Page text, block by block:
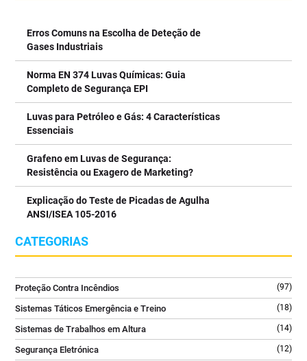
#deteçãogasesindústriapetrolífera #segurançaoffshore
#sistemadedetecçãodegases
7 0
extinção.
⠀⠀⠀⠀⠀⠀⠀⠀⠀⠀
✔️ Ideal para equipamentos elétricos e eletrónicos sob tensão
✔️ Elevada eficácia em incêndios da classe B
✔️ Equipamento robusto e preparado para ambientes
⠀⠀⠀⠀⠀⠀⠀⠀⠀⠀
Uma solução essencial para escritórios, salas técnicas, indústria
e espaços com equipamentos críticos.
⠀⠀⠀⠀⠀⠀⠀⠀⠀⠀
👉 Saiba mais no link da bio @tecniquitel
#ProteçãoContraIncendios #GLORIA
2 0
Erros Comuns na Escolha de Deteção de
Gases Industriais
Norma EN 374 Luvas Químicas: Guia
Completo de Segurança EPI
Luvas para Petróleo e Gás: 4 Características
Essenciais
Grafeno em Luvas de Segurança:
Resistência ou Exagero de Marketing?
Explicação do Teste de Picadas de Agulha
ANSI/ISEA 105-2016
CATEGORIAS
Proteção Contra Incêndios (97)
Sistemas Táticos Emergência e Treino (18)
Sistemas de Trabalhos em Altura (14)
Segurança Eletrónica (12)